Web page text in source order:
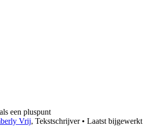
een pluspunt
Vrij, Tekstschrijver• Laatst bijgewerkt